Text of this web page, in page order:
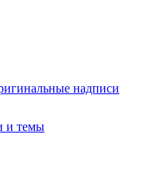
надписи
и темы